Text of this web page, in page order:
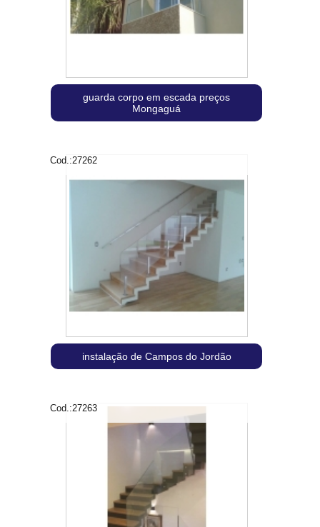
guarda corpo em escada preços
Mongaguá
Cod.:27262
instalação de Campos do Jordão
Cod.:27263